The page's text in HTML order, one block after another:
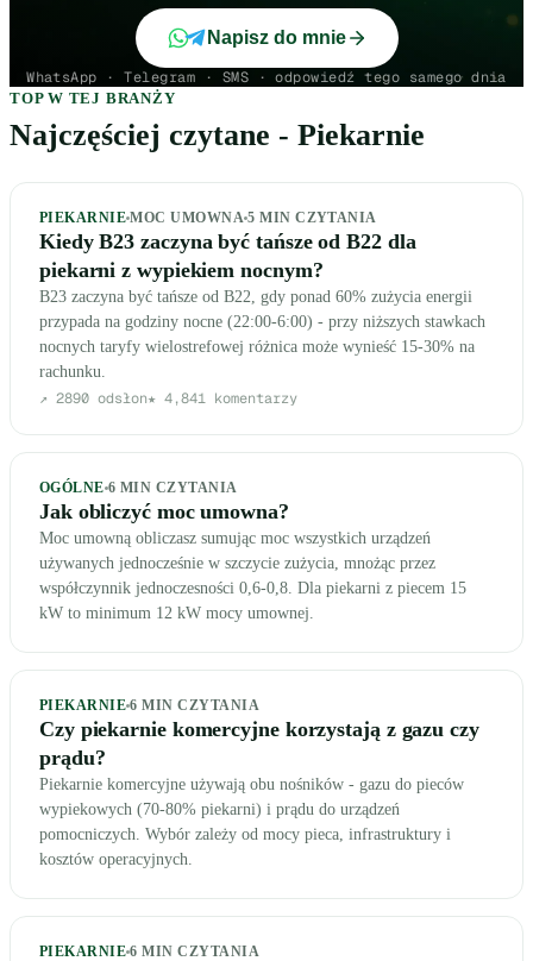
Napisz do mnie
WhatsApp · Telegram · SMS · odpowiedź tego samego dnia
TOP W TEJ BRANŻY
Najczęściej czytane - Piekarnie
PIEKARNIE MOC UMOWNA 5 MIN CZYTANIA
Kiedy B23 zaczyna być tańsze od B22 dla
piekarni z wypiekiem nocnym?
B23 zaczyna być tańsze od B22, gdy ponad 60% zużycia energii
przypada na godziny nocne (22:00-6:00) - przy niższych stawkach
nocnych taryfy wielostrefowej różnica może wynieść 15-30% na
rachunku.
↗ 2890 odsłon★ 4,841 komentarzy
OGÓLNE 6 MIN CZYTANIA
Jak obliczyć moc umowna?
Moc umowną obliczasz sumując moc wszystkich urządzeń
używanych jednocześnie w szczycie zużycia, mnożąc przez
współczynnik jednoczesności 0,6-0,8. Dla piekarni z piecem 15
kW to minimum 12 kW mocy umownej.
PIEKARNIE 6 MIN CZYTANIA
Czy piekarnie komercyjne korzystają z gazu czy
prądu?
Piekarnie komercyjne używają obu nośników - gazu do pieców
wypiekowych (70-80% piekarni) i prądu do urządzeń
pomocniczych. Wybór zależy od mocy pieca, infrastruktury i
kosztów operacyjnych.
PIEKARNIE 6 MIN CZYTANIA